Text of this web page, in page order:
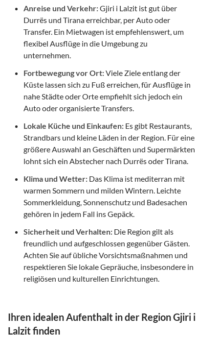
Anreise und Verkehr:Gjiri i Lalzit ist gut über
Durrës und Tirana erreichbar, per Auto oder
Transfer. Ein Mietwagen ist empfehlenswert, um
flexibel Ausflüge in die Umgebung zu
unternehmen.
Fortbewegung vor Ort:Viele Ziele entlang der
Küste lassen sich zu Fuß erreichen, für Ausflüge in
nahe Städte oder Orte empfiehlt sich jedoch ein
Auto oder organisierte Transfers.
Lokale Küche und Einkaufen: Es gibt Restaurants,
Strandbars und kleine Läden in der Region. Für eine
größere Auswahl an Geschäften und Supermärkten
lohnt sich ein Abstecher nach Durrës oder Tirana.
Klima und Wetter: Das Klima ist mediterran mit
warmen Sommern und milden Wintern. Leichte
Sommerkleidung, Sonnenschutz und Badesachen
gehören in jedem Fall ins Gepäck.
Sicherheit und Verhalten: Die Region gilt als
freundlich und aufgeschlossen gegenüber Gästen.
Achten Sie auf übliche Vorsichtsmaßnahmen und
respektieren Sie lokale Gepräuche, insbesondere in
religiösen und kulturellen Einrichtungen.
Ihren idealen Aufenthalt in der Region Gjiri i
Lalzit finden